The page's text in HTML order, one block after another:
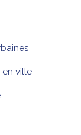
en ville